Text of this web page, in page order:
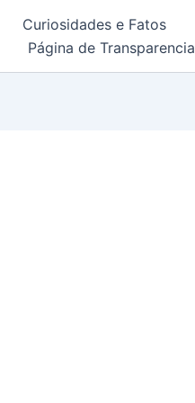
Curiosidades e Fatos
Página de Transparencia